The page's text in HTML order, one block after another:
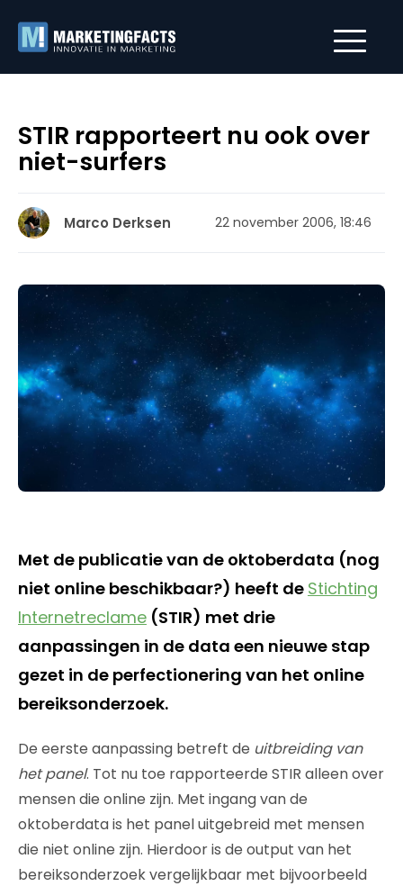
STIR rapporteert nu ook over
niet-surfers
Marco Derksen 22 november 2006, 18:46
Met de publicatie van de oktoberdata (nog
niet online beschikbaar?) heeft de Stichting
Internetreclame (STIR) met drie
aanpassingen in de data een nieuwe stap
gezet in de perfectionering van het online
bereiksonderzoek.
De eerste aanpassing betreft de uitbreiding van
het panel. Tot nu toe rapporteerde STIR alleen over
mensen die online zijn. Met ingang van de
oktoberdata is het panel uitgebreid met mensen
die niet online zijn. Hierdoor is de output van het
bereiksonderzoek vergelijkbaar met bijvoorbeeld